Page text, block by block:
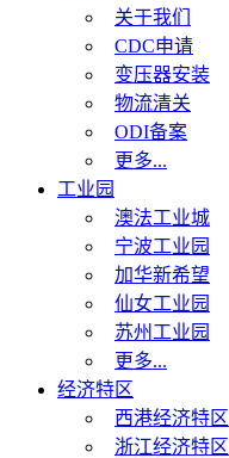
关于我们
CDC申请
变压器安装
物流清关
ODI备案
更多...
工业园
澳法工业城
宁波工业园
加华新希望
仙女工业园
苏州工业园
更多...
经济特区
西港经济特区
浙江经济特区